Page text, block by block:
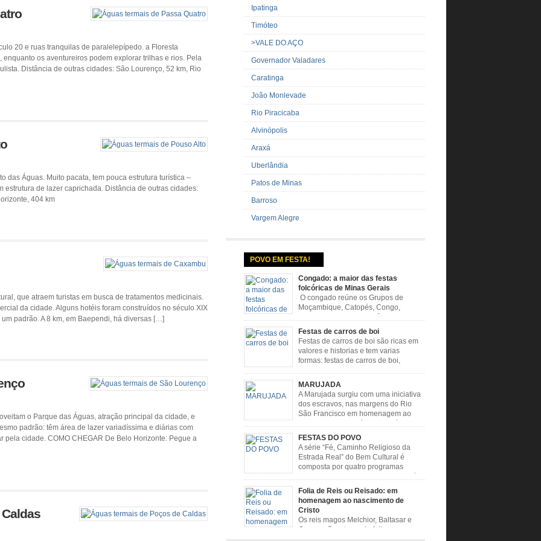
20 e ruas tranquilas de paralelepípedo. a Floresta
os aventureiros podem explorar trilhas e rios. Pela
Distância de outras cidades: São Lourenço, 52 km, Rio
das Águas. Muito pacata, tem pouca estrutura turística –
estrutura de lazer caprichada. Distância de outras cidades:
404 km
que atraem turistas em busca de tratamentos medicinais.
da cidade. Alguns hotéis foram construídos no século XIX
padrão. A 8 km, em Baependi, há diversas […]
o Parque das Águas, atração principal da cidade, e
padrão: têm área de lazer variadíssima e diárias com
cidade. COMO CHEGAR De Belo Horizonte: Pegue a
Ipatinga
Timóteo
>VALE DO AÇO
Governador Valadares
Caratinga
João Monlevade
Rio Piracicaba
Alvinópolis
Araxá
Uberlândia
Patos de Minas
Barroso
Vargem Alegre
POVO EM FESTA!
Congado: a maior das festas
folcóricas de Minas Gerais
O congado reúne os Grupos de
Moçambique, Catopés, Congo,
Marujada, Caboclos, Vilão e
Candombe. Escravos trazidos da África buscavam,
através de rituais, extrapolar seus sentimentos e culto
a sua fé. O Congado nasceu da fusão destes ritos com
a religião católica, imposta aos negros pela Igreja,
surgindo novas histórias que envolviam, sobretudo,
Nossa Senhora do […]
Festas de carros de boi
Festas de carros de boi são ricas em
valores e historias e tem varias
formas: festas de carros de boi,
carros de boi, rodeios, carreatas de carros de boi,
mutirão de carros de boi, carreteada, carreiros,
candeeiros, boiadas, carapinas, artesãos, exposição
agropecuária, ou seja é um ponto forte […]
MARUJADA
A Marujada surgiu com uma iniciativa
dos escravos, nas margens do Rio
São Francisco em homenagem ao
de identidade dos negros escravizados, São Benedito.
Este Santo foi assumido como sendo milagroso e
grande protetor de suas causas. o ponto alto da festa
de São Benedito é a Marujada. […]
FESTAS DO POVO
A série “Fé, Caminho Religioso da
Estrada Real” do Bem Cultural é
composta por quatro programas
o patrimônio imaterial das cidades que fazem parte
rota religiosa que liga os Santuários de Nossa
Senhora da Piedade (MG) e Nossa Senhora da
Conceição Aparecida (SP) pela Estrada Real. Quarto
episódio […]
Folia de Reis ou Reisado: em
homenagem ao nascimento de
Cristo
Os reis magos Melchior, Baltasar e
Gaspar são o tema da folia, que